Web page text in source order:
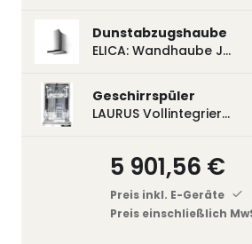
Dunstabzugshaube
ELICA: Wandhaube JOYE 60-A,600 mm breit Edelstahl JOYE60A
Geschirrspüler
LAURUS Vollintegrierter Geschirrspüler LSV45-3, 450 mm breit, 3 Programme LSV45-3
5 901,56 €
Preis inkl. E-Geräte
Preis einschließlich